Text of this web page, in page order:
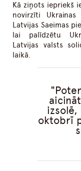
Kā ziņots iepriekš
novirzīti Ukrainas
Latvijas Saeimas
lai palīdzētu
Latvijas valsts
laikā.
izsolē,
oktobrī